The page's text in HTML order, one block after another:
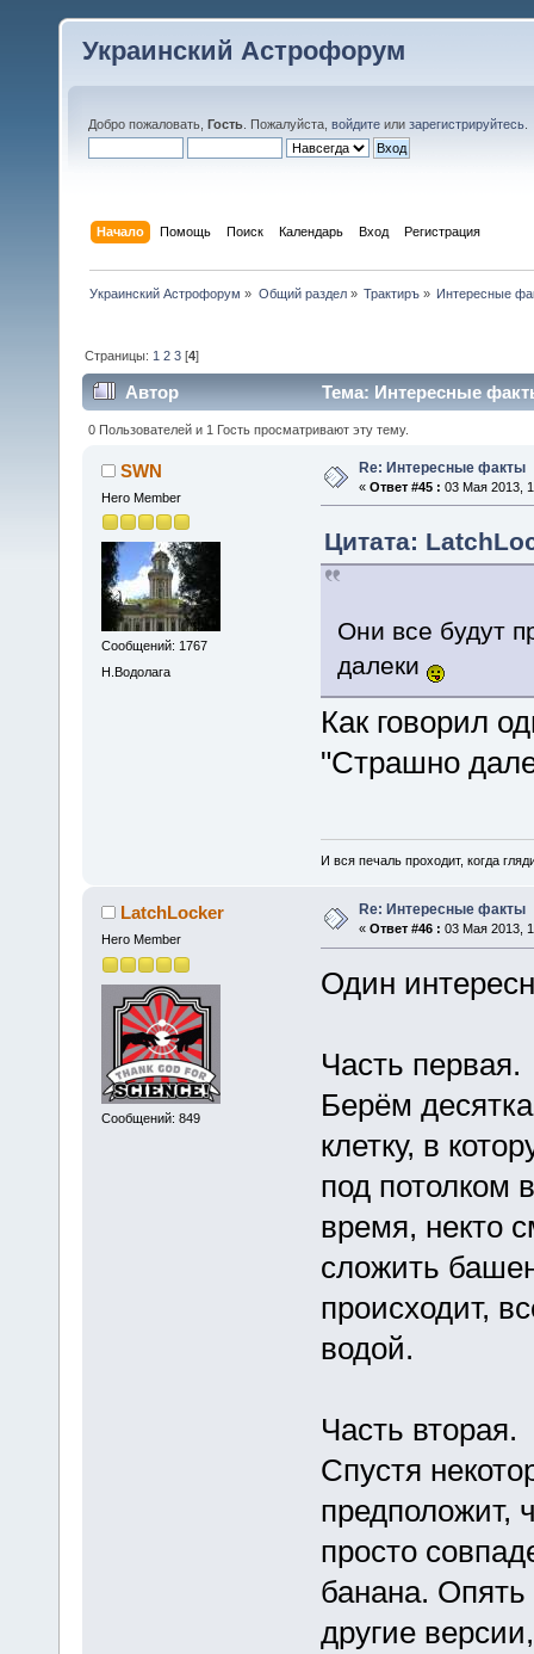
Украинский Астрофорум
Добро пожаловать, Гость . Пожалуйста, войдите или зарегистрируйтесь
Начало Помощь Поиск Календарь Вход Регистрация
Украинский Астрофорум » Общий раздел» Трактиръ» Интересные
Страницы: 1 2 3 [4]
Автор Тема: Интересные
0 Пользователей и 1 Гость просматривают эту тему.
SWN
Hero Member
Сообщений: 1767
Н.Водолага
Re: Интересные факты
« Ответ #45 : 03 Мая 2013,
Цитата:
Они все будут
далеки
Как говорил
"Страшно
И вся печаль проходит, когда
LatchLocker
Hero Member
Сообщений: 849
Re: Интересные факты
« Ответ #46 : 03 Мая 2013,
Один
Часть первая.
Берём
клетку, в
под потолком
время, некто
сложить
происходит,
водой.
Часть вторая.
Спустя
предположит,
просто
банана.
другие